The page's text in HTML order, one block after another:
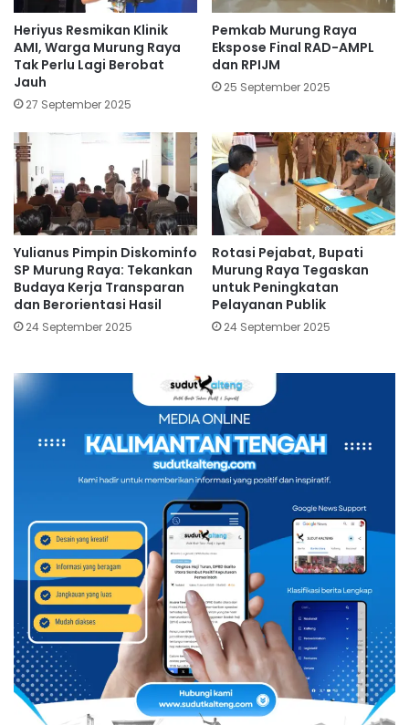
Heriyus Resmikan Klinik
AMI, Warga Murung Raya
Tak Perlu Lagi Berobat
Jauh
27 September 2025
Pemkab Murung Raya
Ekspose Final RAD-AMPL
dan RPIJM
25 September 2025
Yulianus Pimpin Diskominfo
SP Murung Raya: Tekankan
Budaya Kerja Transparan
dan Berorientasi Hasil
24 September 2025
Rotasi Pejabat, Bupati
Murung Raya Tegaskan
untuk Peningkatan
Pelayanan Publik
24 September 2025